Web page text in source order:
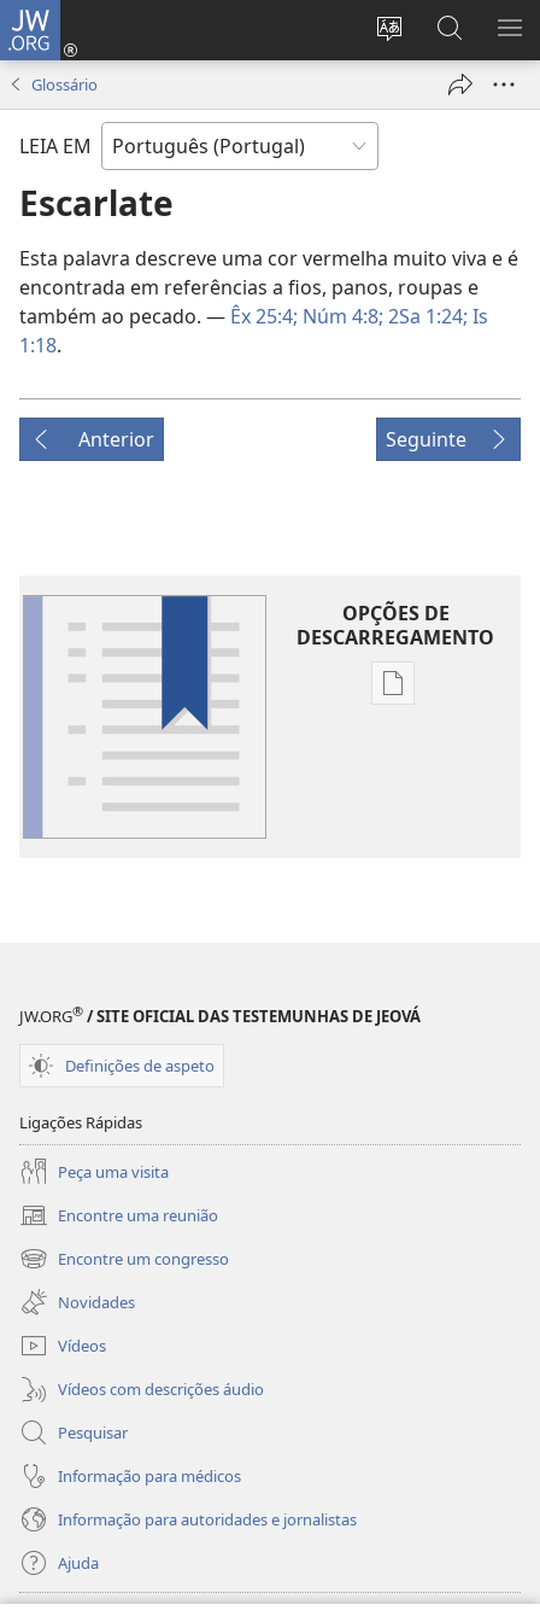
JW.ORG
Alterar
Entrar
(abre
janela)
Pesquisar
no
Site
Glossário
LEIA EM
Escarlate
Esta palavra descreve uma cor vermelha muito viva e é
encontrada em referências a fios, panos, roupas e
também ao pecado. — Êx 25:4; Núm 4:8; 2Sa 1:24; Is
1:18.
Anterior Seguinte
OPÇÕES DE
DESCARREGAMENTO
Opções
JW.ORG® / SITE OFICIAL DAS TESTEMUNHAS DE JEOVÁ
Definições de aspeto
Ligações Rápidas
Peça uma visita
Encontre uma reunião
(abre
uma
nova
janela)
Encontre um congresso
(abre
uma
nova
janela)
Novidades
Vídeos
Vídeos com descrições áudio
Pesquisar
Informação para médicos
Informação para autoridades e jornalistas
Ajuda